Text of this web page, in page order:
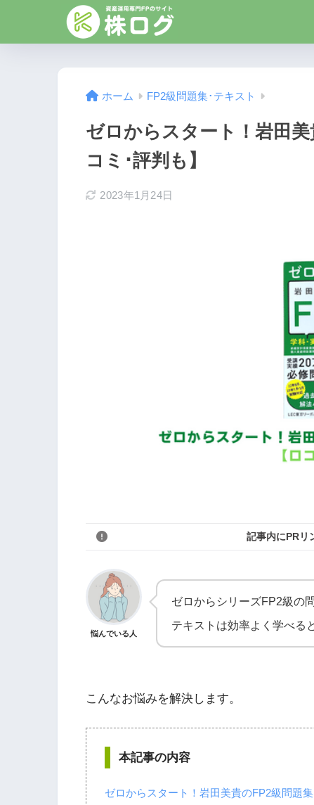
ホーム FP2級問題集･テキスト
ゼロからスタート！岩田
コミ･評判も】
2023年1月24日
記事内にPRリ
悩んでいる人
ゼロからシリーズFP2級の
テキストは効率よく学べる
こんなお悩みを解決します。
本記事の内容
ゼロからスタート！岩田美貴のFP2級問題